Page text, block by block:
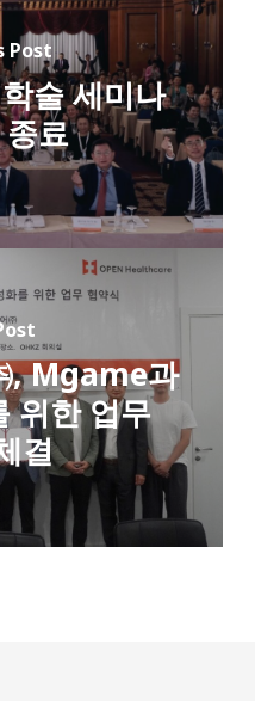
Post
술 세미나
료
, Mgame과
위한 업무
결